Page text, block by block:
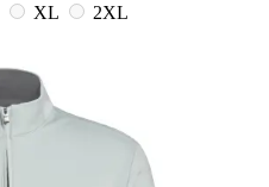
XL
2XL